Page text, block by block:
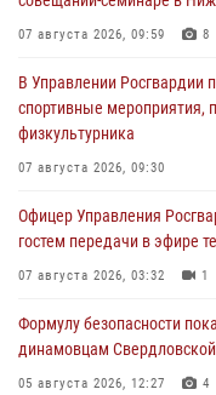
07 августа 2026, 09:59 8
В Управлении Росгвардии
спортивные мероприятия,
физкультурника
07 августа 2026, 09:30
Офицер Управления
гостем передачи в эфире
07 августа 2026, 03:32 1
Формулу безопасности
динамовцам
05 августа 2026, 12:27 4